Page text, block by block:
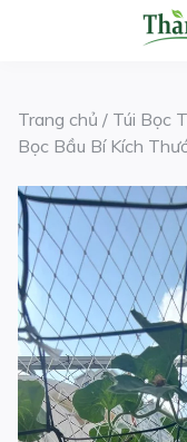
Trang chủ / Túi Bọc
Bọc Bầu Bí Kích